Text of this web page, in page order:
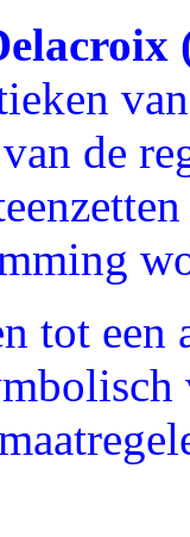
de
tot een